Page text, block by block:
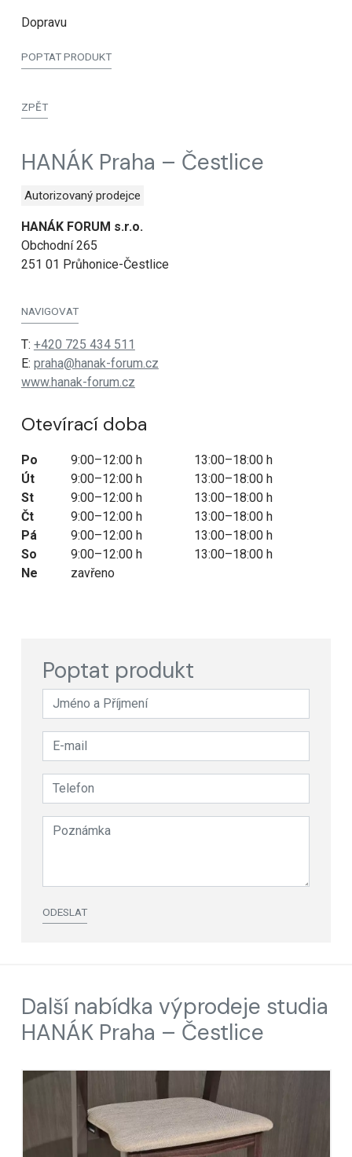
Dopravu
POPTAT PRODUKT
ZPĚT
HANÁK Praha – Čestlice
Autorizovaný prodejce
HANÁK FORUM s.r.o.
Obchodní 265
251 01 Průhonice-Čestlice
NAVIGOVAT
T: +420 725 434 511
E: praha@hanak-forum.cz
www.hanak-forum.cz
Otevírací doba
Po 9:00–12:00 h
13:00–18:00 h
Út
9:00–12:00 h
13:00–18:00 h
St
9:00–12:00 h
13:00–18:00 h
Čt
9:00–12:00 h
13:00–18:00 h
Pá
9:00–12:00 h
13:00–18:00 h
So
9:00–12:00 h
13:00–18:00 h
Ne
zavřeno
Poptat produkt
ODESLAT
Další nabídka výprodeje studia
HANÁK Praha – Čestlice